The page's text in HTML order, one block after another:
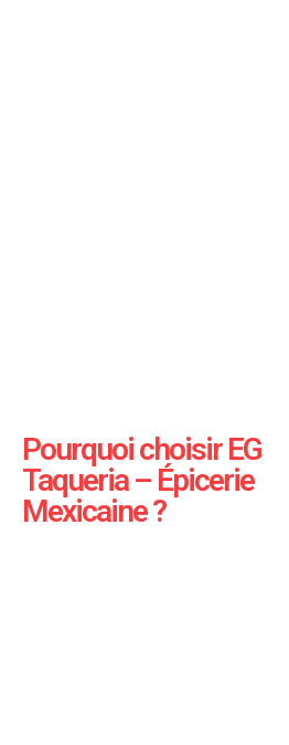
Pourquoi choisir EG
Taqueria – Épicerie
Mexicaine ?